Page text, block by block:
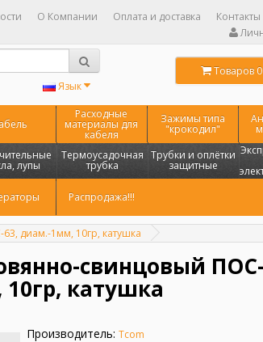
О Компании Оплата и доставка Контакты
Язык
Товаров
Расходные
материалы для
кабеля
Зажимы типа
"крокодил"
лупы
Термоусадочная
трубка
Трубки и оплётки
защитные
Распродажа!!!
диам.-1мм, 10гр, катушка
свинцовый
катушка
Производитель: Tcom